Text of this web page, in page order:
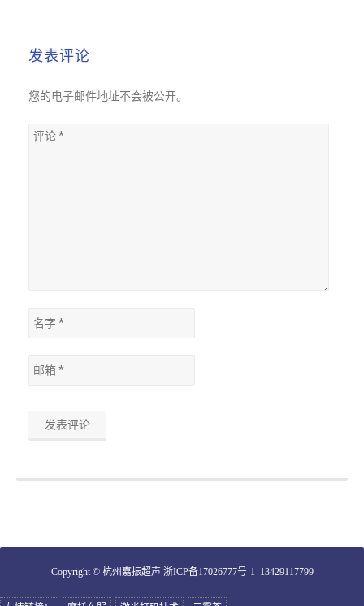
发表评论
您的电子邮件地址不会被公开。
Copyright © 杭州嘉振超声 浙ICP备17026777号-1 13429117799